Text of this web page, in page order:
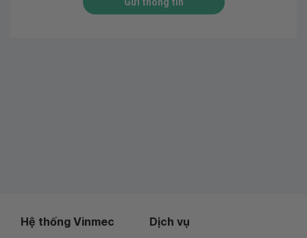
Hệ thống Vinmec Dịch vụ